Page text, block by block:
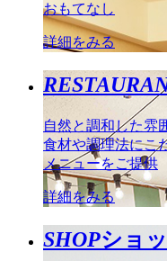
おもてなし
詳細をみる
自然と調和した雰
食材や調理法にこ
メニューをご提供
詳細をみる
SHOPショ